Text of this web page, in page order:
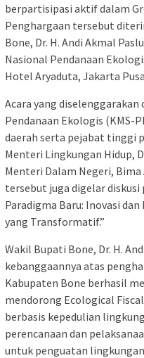
berpartisipasi aktif dalam
Penghargaan tersebut
Bone, Dr. H. Andi Akmal
Nasional Pendanaan
Hotel Aryaduta, Jakarta
Acara yang
Pendanaan Ekologis (KMS-
daerah serta pejabat tinggi
Menteri Lingkungan Hidup,
Menteri Dalam Negeri,
tersebut juga digelar
Paradigma Baru: Inovasi
yang Transformatif.”
Wakil Bupati Bone, Dr. H.
kebanggaannya atas
Kabupaten Bone berhasil
mendorong Ecological
berbasis kepedulian
perencanaan dan
untuk penguatan